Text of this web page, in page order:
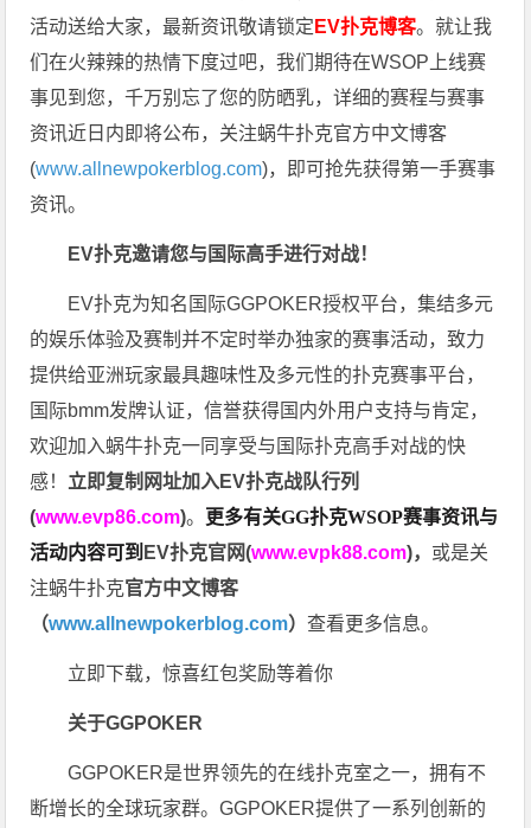
活动送给大家，最新资讯敬请锁定 EV扑克博客。就让我
们在火辣辣的热情下度过吧，我们期待在WSOP上线赛
事见到您，千万别忘了您的防晒乳，详细的赛程与赛事
资讯近日内即将公布，关注蜗牛扑克官方中文博客
(www.allnewpokerblog.com)，即可抢先获得第一手赛事
资讯。
EV扑克邀请您与国际高手进行对战！
EV扑克为知名国际GGPOKER授权平台，集结多元
的娱乐体验及赛制并不定时举办独家的赛事活动，致力
提供给亚洲玩家最具趣味性及多元性的扑克赛事平台，
国际bmm发牌认证，信誉获得国内外用户支持与肯定，
欢迎加入蜗牛扑克一同享受与国际扑克高手对战的快
感！ 立即复制网址加入EV扑克战队行列
(www.evp86.com)。 更多有关GG扑克WSOP赛事资讯与
活动内容可到 EV扑克官网(www.evpk88.com)， 或是关
注蜗牛扑克官方中文博客
（www.allnewpokerblog.com）查看更多信息。
立即下载，惊喜红包奖励等着你
关于GGPOKER
GGPOKER是世界领先的在线扑克室之一，拥有不
断增长的全球玩家群。GGPOKER提供了一系列创新的